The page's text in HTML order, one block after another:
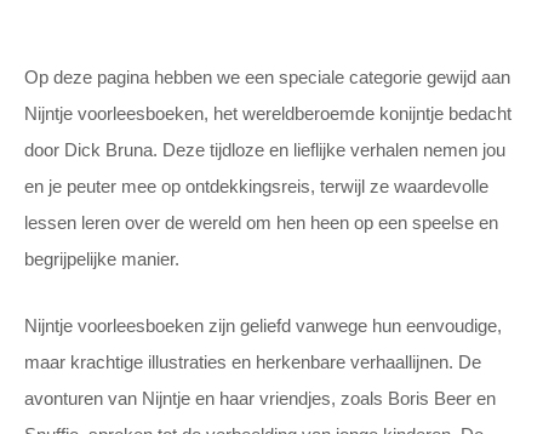
Op deze pagina hebben we een speciale categorie gewijd aan
Nijntje voorleesboeken, het wereldberoemde konijntje bedacht
door Dick Bruna. Deze tijdloze en lieflijke verhalen nemen jou
en je peuter mee op ontdekkingsreis, terwijl ze waardevolle
lessen leren over de wereld om hen heen op een speelse en
begrijpelijke manier.
Nijntje voorleesboeken zijn geliefd vanwege hun eenvoudige,
maar krachtige illustraties en herkenbare verhaallijnen. De
avonturen van Nijntje en haar vriendjes, zoals Boris Beer en